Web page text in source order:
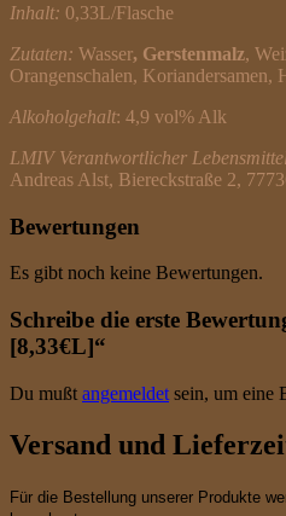
Inhalt: 0,33L/Flasche
Zutaten: Wasser, Gerstenmalz,
Orangenschalen, Koriandersamen,
Alkoholgehalt: 4,9 vol% Alk
LMIV Verantwortlicher
Andreas Alst, Biereckstraße 2,
Bewertungen
Es gibt noch keine Bewertungen.
Schreibe die erste
[8,33€L]“
Du mußt angemeldet sein, um eine
Versand und
Für die Bestellung unserer Produkte